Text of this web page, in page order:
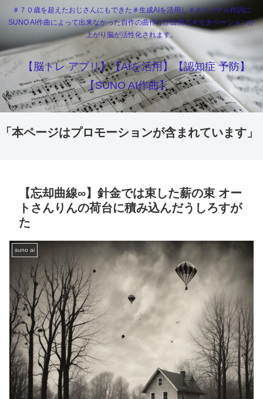
＃７０歳を超えたおじさんにもできた＃生成AIを活用し＃オリジナル作詞に
SUNO AI作曲によって出来なかった自作の曲作りが出来る＃モチベーションが
上がり脳が活性化されます。
【脳トレ アプリ】【AIを活用】【認知症 予防】
【SUNO AI作曲】
「本ページはプロモーションが含まれています」
【忘却曲線∞】針金では束した薪の束 オー
トさんりんの荷台に積み込んだうしろすが
た
suno ai